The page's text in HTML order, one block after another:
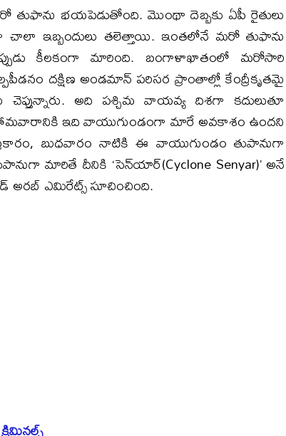
తుఫాను భయపెడుతోంది. మొంథా దెబ్బకు ఏపీ రైతులు
చాలా ఇబ్బందులు తలెత్తాయి. ఇంతలోనే మరో తుఫాను
కీలకంగా మారింది. బంగాళాఖాతంలో మరోసారి
దక్షిణ అండమాన్ పరిసర ప్రాంతాల్లో కేంద్రీకృతమై
అది పశ్చిమ వాయవ్య దిశగా కదులుతూ
సోమవారానికి ఇది వాయుగుండంగా మారే అవకాశం ఉందని
బుధవారం నాటికి ఈ వాయుగుండం తుపానుగా
మారితే దీనికి ‘సెన్‌యార్‌(Cyclone Senyar)’ అనే
అరబ్ ఎమిరేట్స్ సూచించింది.